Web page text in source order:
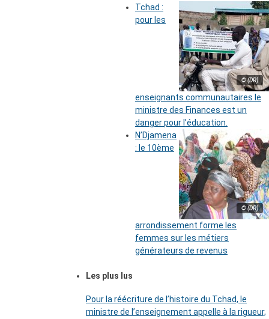
© (DR)
Tchad :
pour les
enseignants communautaires le
ministre des Finances est un
danger pour l’éducation.
© (DR)
N’Djamena
: le 10ème
arrondissement forme les
femmes sur les métiers
générateurs de revenus
Les plus lus
Pour la réécriture de l’histoire du Tchad, le
ministre de l’enseignement appelle à la rigueur,